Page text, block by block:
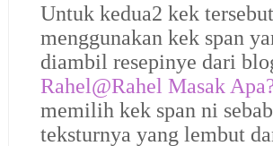
Untuk kedua2 kek
menggunakan kek span
diambil resepinye dari
Rahel@Rahel Masak
memilih kek span ni sebab
teksturnya yang lembut